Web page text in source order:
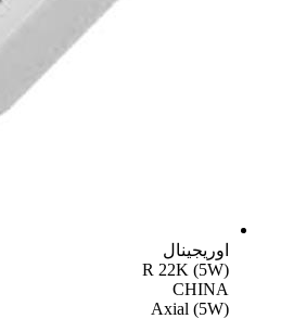
اوریجینال
R 22K (5W)
CHINA
Axial (5W)